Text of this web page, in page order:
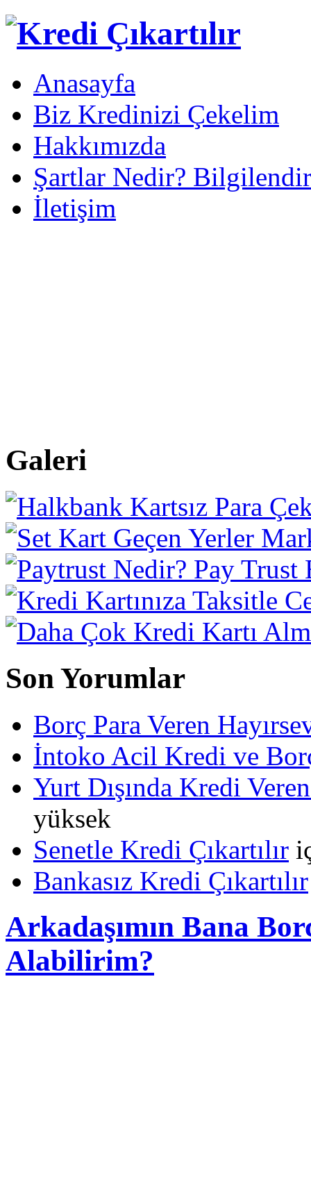
Anasayfa
Biz Kredinizi Çekelim
Hakkımızda
Şartlar Nedir?
İletişim
Galeri
Son Yorumlar
Borç Para Veren
İntoko Acil Kredi ve
Yurt Dışında Kredi
yüksek
Senetle Kredi Çıkartılır
Bankasız Kredi Çıkartılır
Arkadaşımın Bana
Alabilirim?